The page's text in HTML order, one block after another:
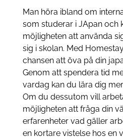
Man höra ibland om
som studerar i JApan och
möjligheten att använda
sig i skolan. Med
chansen att öva på din
Genom att spendera tid
vardag kan du lära dig
Om du dessutom vill
möjligheten att fråga din
erfarenheter vad gäller
en kortare vistelse hos en